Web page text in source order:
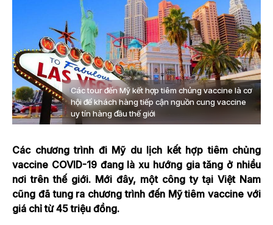
Các tour đến Mỹ kết hợp tiêm chủng vaccine là cơ
hội để khách hàng tiếp cận nguồn cung vaccine
uy tín hàng đầu thế giới
Các chương trình đi Mỹ du lịch kết hợp tiêm chủng
vaccine COVID-19 đang là xu hướng gia tăng ở nhiều
nơi trên thế giới. Mới đây, một công ty tại Việt Nam
cũng đã tung ra chương trình đến Mỹ tiêm vaccine với
giá chỉ từ 45 triệu đồng.